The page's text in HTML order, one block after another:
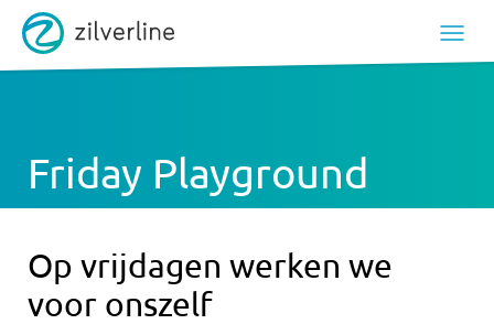
Friday Playground
Op vrijdagen werken we
voor onszelf